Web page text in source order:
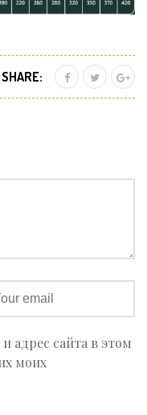
SHARE:
адрес сайта в этом
моих